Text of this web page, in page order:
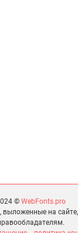
© WebFonts.pro
на